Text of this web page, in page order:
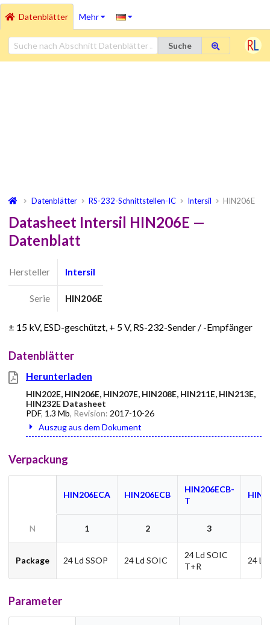
Datenblätter Mehr
Suche
Datenblätter RS-232-Schnittstellen-IC Intersil HIN206E
Datasheet Intersil HIN206E —
Datenblatt
Hersteller Intersil
Serie HIN206E
± 15 kV, ESD-geschützt, + 5 V, RS-232-Sender / -Empfänger
Datenblätter
Herunterladen
HIN202E, HIN206E, HIN207E, HIN208E, HIN211E, HIN213E,
HIN232E Datasheet
PDF, 1.3 Mb, Revision: 2017-10-26
Auszug aus dem Dokument
Verpackung
HIN206ECA HIN206ECB
HIN206ECB-
T
N 1 2 3
Package 24 Ld SSOP 24 Ld SOIC
24 Ld SOIC
T+R
24
Parameter